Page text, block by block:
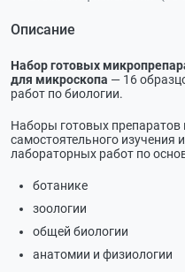
Описание
Набор готовых
для микроскопа — 16
работ по биологии.
Наборы готовых препаратов
самостоятельного изучения
лабораторных работ по
ботанике
зоологии
общей биологии
анатомии и физиологии